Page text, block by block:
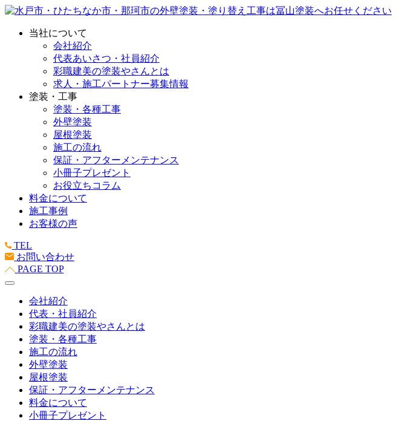
当社について
会社紹介
代表あいさつ・社員紹介
彩職建美の塗装やさんとは
求人・施工パートナー募集情報
塗装・工事
塗装・各種工事
外壁塗装
屋根塗装
施工の流れ
保証・アフターメンテナンス
小冊子プレゼント
お役立ちコラム
料金について
施工事例
お客様の声
TEL
お問い合わせ
PAGE TOP
会社紹介
代表・社員紹介
彩職建美の塗装やさんとは
塗装・各種工事
施工の流れ
外壁塗装
屋根塗装
保証・アフターメンテナンス
料金について
小冊子プレゼント